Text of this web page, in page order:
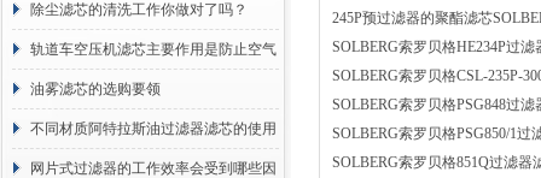
正常工作
除尘滤芯的清洗工作你做对了吗？
轨道车空压机滤芯主要作用是防止空气
中的杂质和油脂浓度升高
油雾滤芯的选购要领
不同材质阿特拉斯油过滤器滤芯的使用
周期区别介绍
网片式过滤器的工作效率会受到哪些因
245P预过滤器的聚酯滤芯
SOLBERG索罗贝格HE234P过滤
SOLBERG索罗贝格CSL-235P-
SOLBERG索罗贝格PSG848过滤
SOLBERG索罗贝格PSG850/1过
SOLBERG索罗贝格851Q过滤器